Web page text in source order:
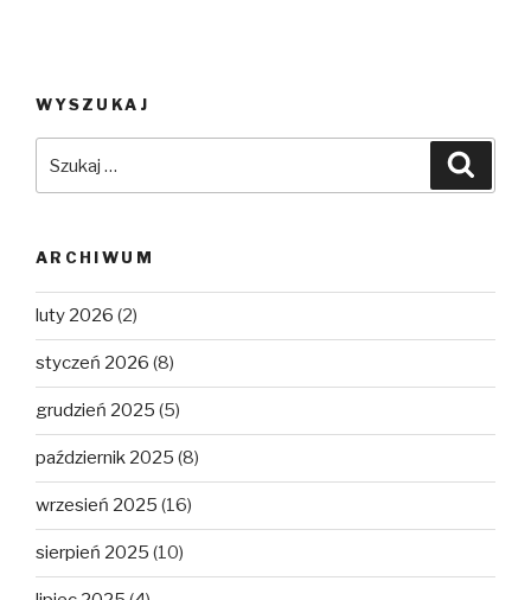
WYSZUKAJ
ARCHIWUM
luty 2026 (2)
styczeń 2026 (8)
grudzień 2025 (5)
październik 2025 (8)
wrzesień 2025 (16)
sierpień 2025 (10)